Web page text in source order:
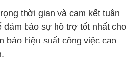
thời gian và cam kết tuân
đảm bảo sự hỗ trợ tốt nhất cho
bảo hiệu suất công việc cao